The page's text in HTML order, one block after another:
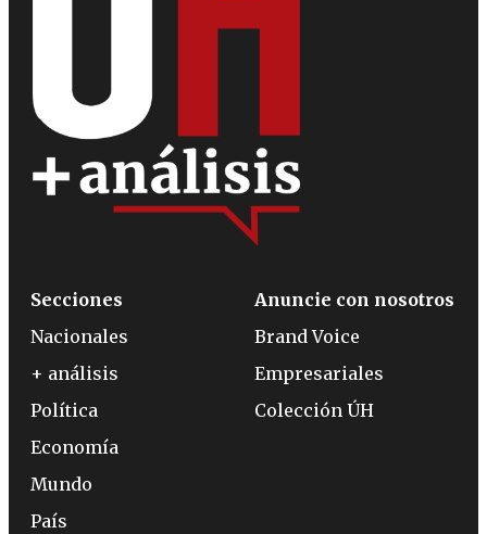
Secciones
Nacionales
+ análisis
Política
Economía
Mundo
País
Anuncie con nosotros
Brand Voice
Empresariales
Colección ÚH